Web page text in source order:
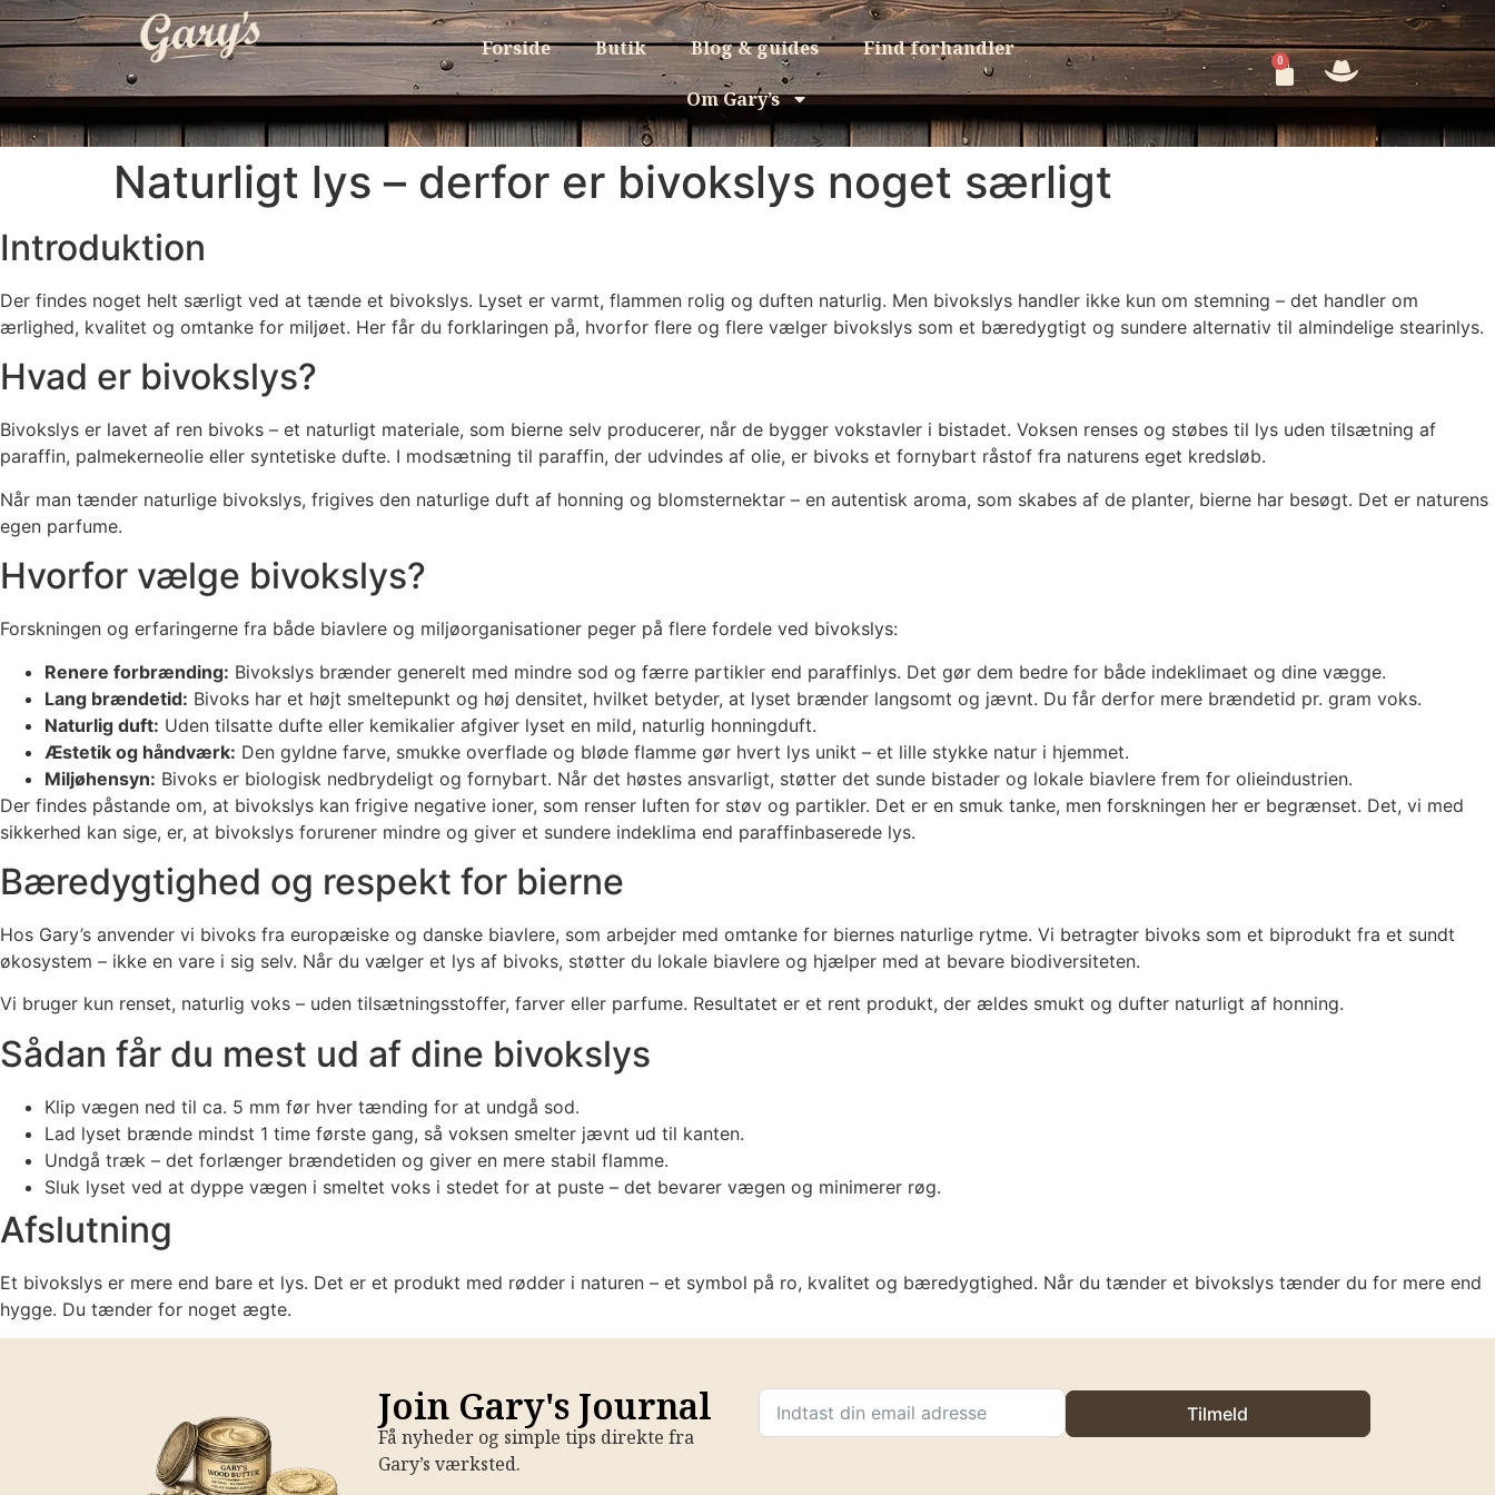
Forside Butik Blog & guides Find forhandler
Om Gary’s
0
Naturligt lys – derfor er bivokslys noget særligt
Introduktion
Der findes noget helt særligt ved at tænde et bivokslys. Lyset er varmt, flammen rolig og duften naturlig. Men bivokslys handler ikke kun om stemning – det handler om
ærlighed, kvalitet og omtanke for miljøet. Her får du forklaringen på, hvorfor flere og flere vælger bivokslys som et bæredygtigt og sundere alternativ til almindelige stearinlys.
Hvad er bivokslys?
Bivokslys er lavet af ren bivoks – et naturligt materiale, som bierne selv producerer, når de bygger vokstavler i bistadet. Voksen renses og støbes til lys uden tilsætning af
paraffin, palmekerneolie eller syntetiske dufte. I modsætning til paraffin, der udvindes af olie, er bivoks et fornybart råstof fra naturens eget kredsløb.
Når man tænder naturlige bivokslys, frigives den naturlige duft af honning og blomsternektar – en autentisk aroma, som skabes af de planter, bierne har besøgt. Det er naturens
egen parfume.
Hvorfor vælge bivokslys?
Forskningen og erfaringerne fra både biavlere og miljøorganisationer peger på flere fordele ved bivokslys:
Renere forbrænding: Bivokslys brænder generelt med mindre sod og færre partikler end paraffinlys. Det gør dem bedre for både indeklimaet og dine vægge.
Lang brændetid: Bivoks har et højt smeltepunkt og høj densitet, hvilket betyder, at lyset brænder langsomt og jævnt. Du får derfor mere brændetid pr. gram voks.
Naturlig duft: Uden tilsatte dufte eller kemikalier afgiver lyset en mild, naturlig honningduft.
Æstetik og håndværk: Den gyldne farve, smukke overflade og bløde flamme gør hvert lys unikt – et lille stykke natur i hjemmet.
Miljøhensyn: Bivoks er biologisk nedbrydeligt og fornybart. Når det høstes ansvarligt, støtter det sunde bistader og lokale biavlere frem for olieindustrien.
Der findes påstande om, at bivokslys kan frigive negative ioner, som renser luften for støv og partikler. Det er en smuk tanke, men forskningen her er begrænset. Det, vi med
sikkerhed kan sige, er, at bivokslys forurener mindre og giver et sundere indeklima end paraffinbaserede lys.
Bæredygtighed og respekt for bierne
Hos Gary’s anvender vi bivoks fra europæiske og danske biavlere, som arbejder med omtanke for biernes naturlige rytme. Vi betragter bivoks som et biprodukt fra et sundt
økosystem – ikke en vare i sig selv. Når du vælger et lys af bivoks, støtter du lokale biavlere og hjælper med at bevare biodiversiteten.
Vi bruger kun renset, naturlig voks – uden tilsætningsstoffer, farver eller parfume. Resultatet er et rent produkt, der ældes smukt og dufter naturligt af honning.
Sådan får du mest ud af dine bivokslys
Klip vægen ned til ca. 5 mm før hver tænding for at undgå sod.
Lad lyset brænde mindst 1 time første gang, så voksen smelter jævnt ud til kanten.
Undgå træk – det forlænger brændetiden og giver en mere stabil flamme.
Sluk lyset ved at dyppe vægen i smeltet voks i stedet for at puste – det bevarer vægen og minimerer røg.
Afslutning
Et bivokslys er mere end bare et lys. Det er et produkt med rødder i naturen – et symbol på ro, kvalitet og bæredygtighed. Når du tænder et bivokslys tænder du for mere end
hygge. Du tænder for noget ægte.
Join Gary's Journal
Få nyheder og simple tips direkte fra
Gary’s værksted.
Tilmeld